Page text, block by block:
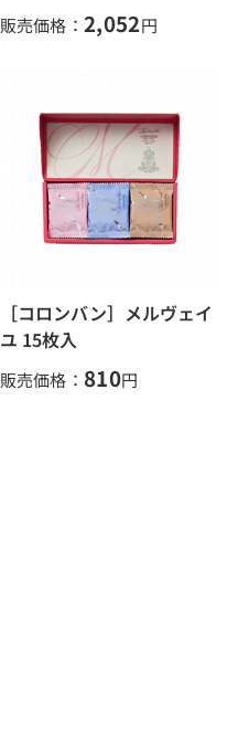
販売価格： 2,052円
［コロンバン］メルヴェイ
ユ 15枚入
販売価格： 810円